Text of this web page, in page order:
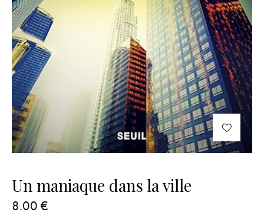
Un maniaque dans la ville
8.00 €